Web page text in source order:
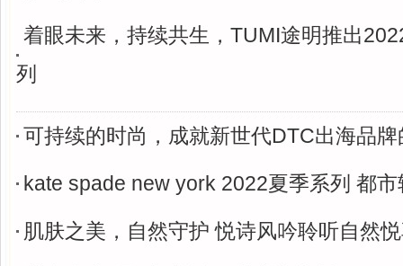
着眼未来，持续共生，TUMI途明推出
列
可持续的时尚，成就新世代DTC出海品
kate spade new york 2022夏季系列 都市
肌肤之美，自然守护 悦诗风吟聆听自然